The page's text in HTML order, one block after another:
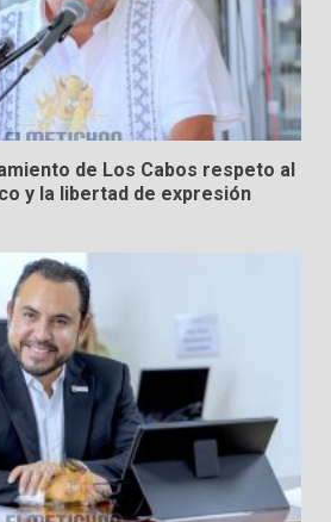
de Los Cabos respeto al
y la libertad de expresión